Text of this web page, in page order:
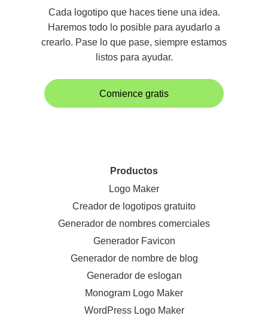
Cada logotipo que haces tiene una idea.
Haremos todo lo posible para ayudarlo a
crearlo. Pase lo que pase, siempre estamos
listos para ayudar.
Comience gratis
Productos
Logo Maker
Creador de logotipos gratuito
Generador de nombres comerciales
Generador Favicon
Generador de nombre de blog
Generador de eslogan
Monogram Logo Maker
WordPress Logo Maker